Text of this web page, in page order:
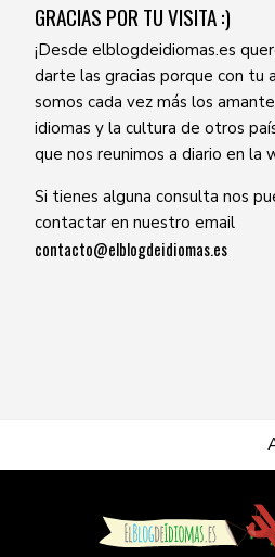
GRACIAS POR TU VISITA :)
¡Desde elblogdeidiomas.es
darte las gracias porque con tu
somos cada vez más los
idiomas y la cultura de otros
que nos reunimos a diario en la
Si tienes alguna consulta nos
contactar en nuestro email
contacto@elblogdeidiomas.es